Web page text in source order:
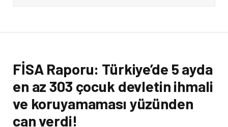
FİSA Raporu: Türkiye’de 5 ayda
en az 303 çocuk devletin ihmali
ve koruyamaması yüzünden
can verdi!